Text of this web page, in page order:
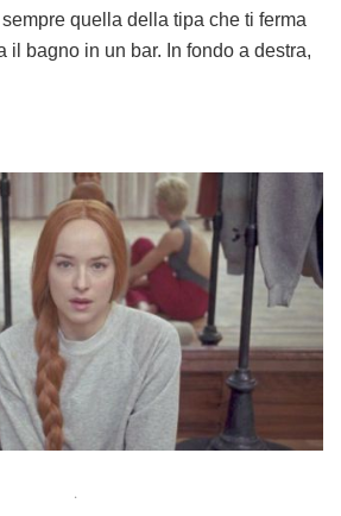
quella della tipa che ti ferma
il bagno in un bar. In fondo a destra,
.